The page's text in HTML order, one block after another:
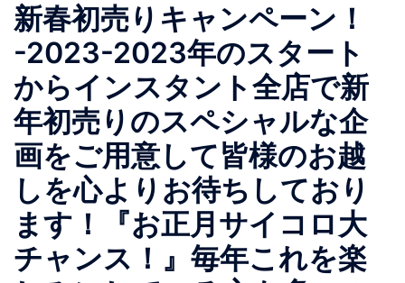
新春初売りキャンペーン！
-2023-2023年のスタート
からインスタント全店で新
年初売りのスペシャルな企
画をご用意して皆様のお越
しを心よりお待ちしており
ます！『お正月サイコロ大
チャンス！』毎年これを楽